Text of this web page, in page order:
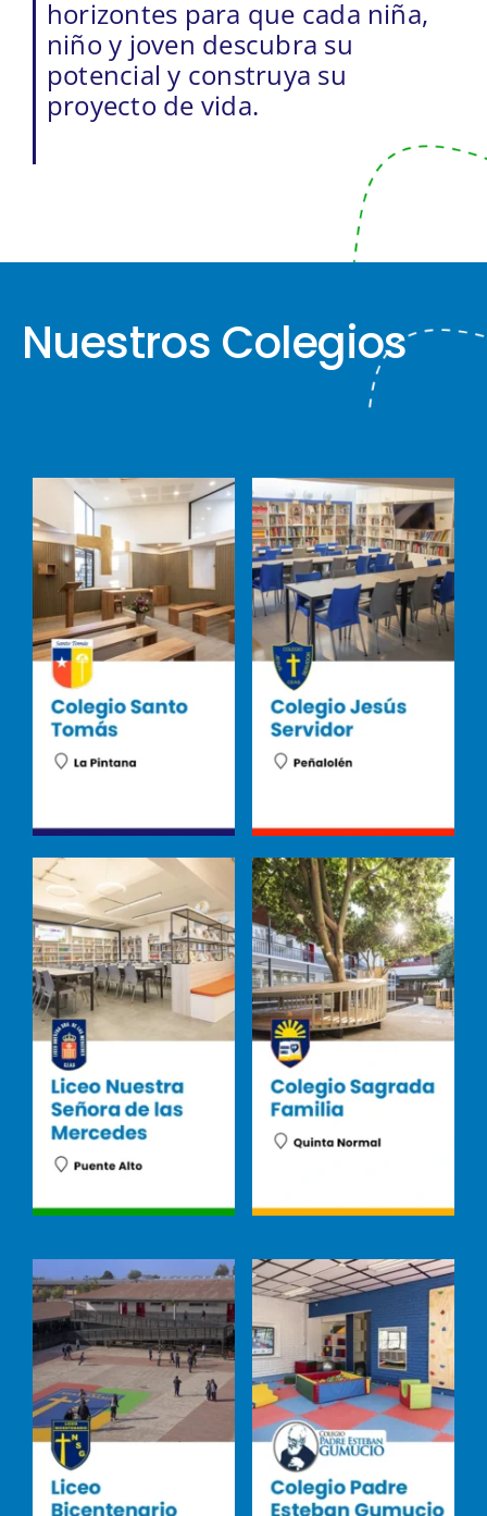
horizontes para que cada niña,
niño y joven descubra su
potencial y construya su
proyecto de vida.
Nuestros Colegios